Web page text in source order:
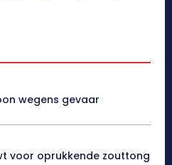
wegens gevaar
voor oprukkende zouttong